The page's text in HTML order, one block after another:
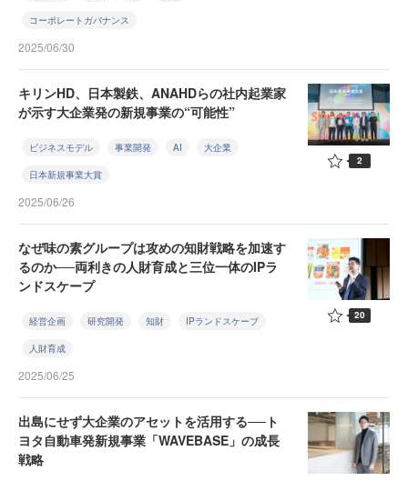
コーポレートガバナンス
2025/06/30
キリンHD、日本製鉄、ANAHDらの社内起業家
が示す大企業発の新規事業の“可能性”
ビジネスモデル 事業開発 AI 大企業
日本新規事業大賞
2025/06/26
2
なぜ味の素グループは攻めの知財戦略を加速す
るのか──両利きの人財育成と三位一体のIPラ
ンドスケープ
経営企画 研究開発 知財 IPランドスケープ
人財育成
2025/06/25
20
出島にせず大企業のアセットを活用する──ト
ヨタ自動車発新規事業「WAVEBASE」の成長
戦略